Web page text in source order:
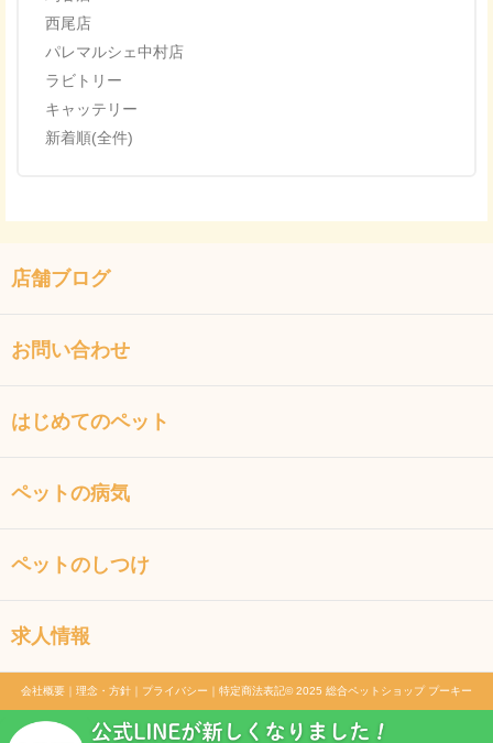
西尾店
パレマルシェ中村店
ラビトリー
キャッテリー
新着順(全件)
店舗ブログ
お問い合わせ
はじめてのペット
ペットの病気
ペットのしつけ
求人情報
会社概要 ｜ 理念・方針 ｜ プライバシー ｜ 特定商法表記© 2025 総合ペットショップ プーキー